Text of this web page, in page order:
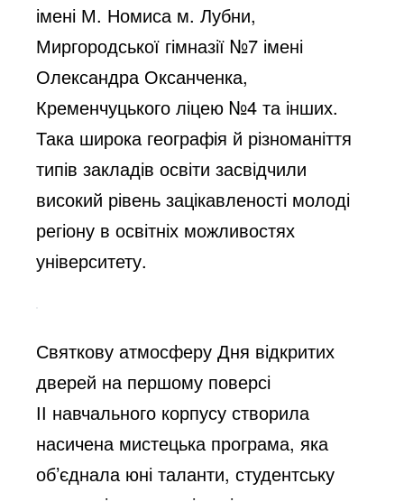
імені М. Номиса м. Лубни,
Миргородської гімназії №7 імені
Олександра Оксанченка,
Кременчуцького ліцею №4 та інших.
Така широка географія й різноманіття
типів закладів освіти засвідчили
високий рівень зацікавленості молоді
регіону в освітніх можливостях
університету.
Святкову атмосферу Дня відкритих
дверей на першому поверсі
ІІ навчального корпусу створила
насичена мистецька програма, яка
об’єднала юні таланти, студентську